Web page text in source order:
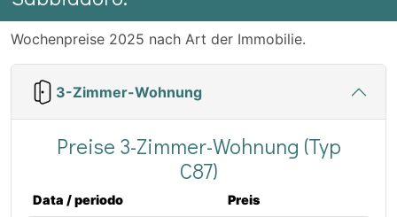
Wochenpreise 2025 nach Art der Immobilie.
3-Zimmer-Wohnung
Preise 3-Zimmer-Wohnung (Typ
C87)
Data / periodo
Preis